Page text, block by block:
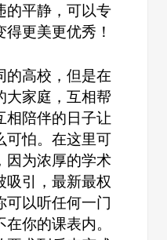
的平静，可以专
更美更优秀！
的高校，但是在
大家庭，互相帮
相陪伴的日子让
可怕。在这里可
因为浓厚的学术
吸引，最新最权
可以听任何一门
你的课表内。